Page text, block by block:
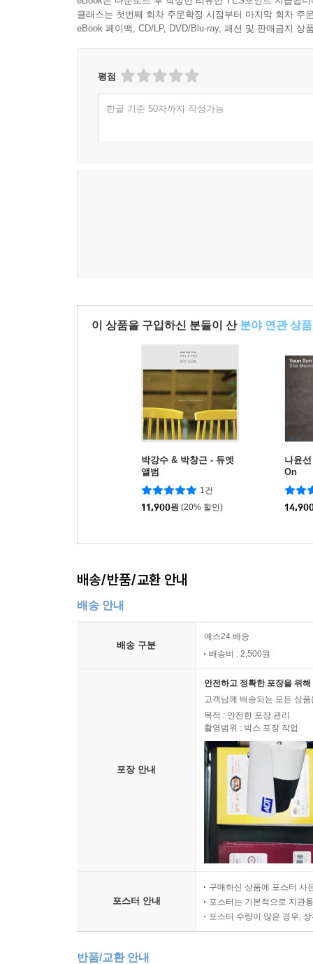
클래스는 첫번째 회차 주문확정 시점부터 마지막 회차 주
eBook 페이백, CD/LP, DVD/Blu-ray, 패션 및 판매금지 상
평점
한글 기준 50자까지 작성가능
이 상품을 구입하신 분들이 산 분야 연관 상품
박강수 & 박창근 - 듀엣
앨범
1건
11,900원 (20% 할인)
나윤
On
배송/반품/교환 안내
배송 안내
배송 구분
예스24 배송
배송비 : 2,500원
포장 안내
안전하고 정확한 포장을 위
고객님께 배송되는 모든 상
목적 : 안전한 포장 관리
촬영범위 : 박스 포장 작업
포스터 안내
구매하신 상품에 포스터 사
포스터는 기본적으로 지관
포스터 수량이 많은 경우,
반품/교환 안내